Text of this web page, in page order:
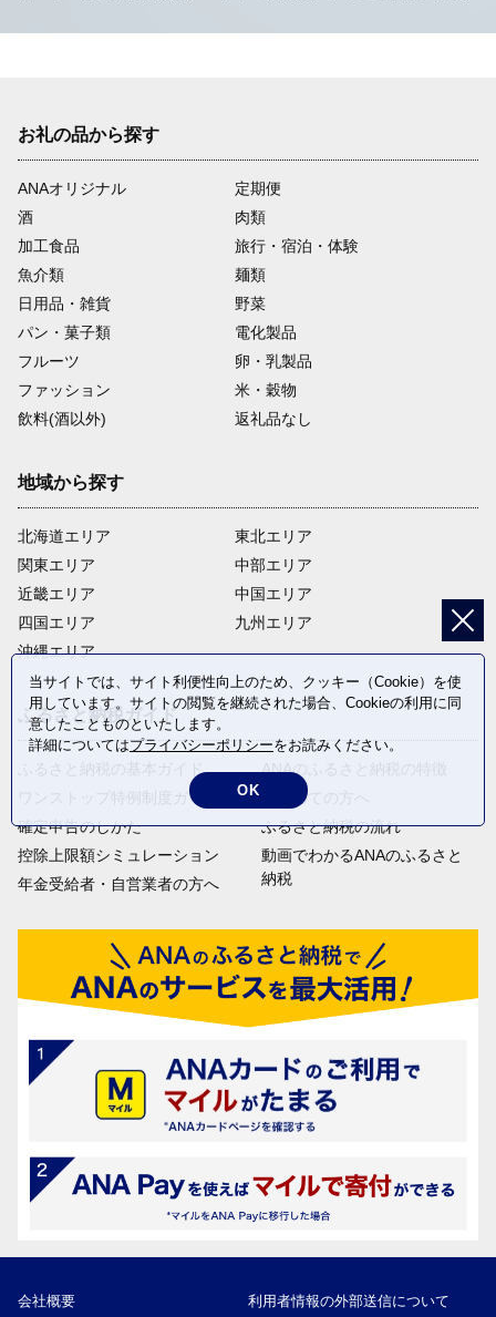
お礼の品から探す
ANAオリジナル
定期便
酒
肉類
加工食品
旅行・宿泊・体験
魚介類
麺類
日用品・雑貨
野菜
パン・菓子類
電化製品
フルーツ
卵・乳製品
ファッション
米・穀物
飲料(酒以外)
返礼品なし
地域から探す
北海道エリア
関東エリア
近畿エリア
四国エリア
沖縄エリア
東北エリア
中部エリア
中国エリア
九州エリア
ふるさと納税ガイド
ふるさと納税の基本ガイド
ワンストップ特例制度ガイド
確定申告のしかた
控除上限額シミュレーション
年金受給者・自営業者の方へ
ANAのふるさと納税の特徴
はじめての方へ
ふるさと納税の流れ
動画でわかるANAのふるさと
納税
会社概要 利用者情報の外部送信について
当サイトでは、サイト利便性向上のため、クッキー（Cookie）を使
用しています。サイトの閲覧を継続された場合、Cookieの利用に同
意したことものといたします。
詳細についてはプライバシーポリシーをお読みください。
OK